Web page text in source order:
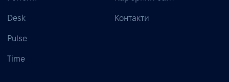
Desk
Pulse
Time
Контакти